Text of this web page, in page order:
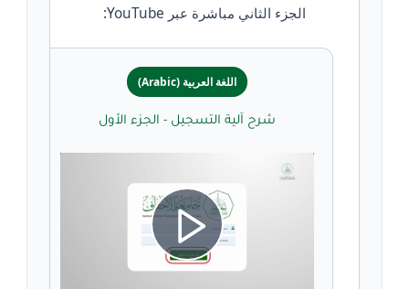
الجزء الثاني مباشرة عبر YouTube:
اللغة العربية (Arabic)
شرح آلية التسجيل - الجزء الأول
P